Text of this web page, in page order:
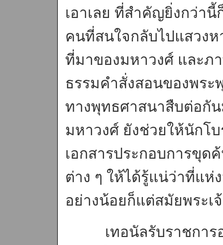
เอาเลย ที่สำคัญยิ่งกว่า
คนที่สนใจกลับไปแสวง
ที่มาของมหาวงศ์ และภ
ธรรมคำสั่งสอนของพระ
ทางพุทธศาสนาสืบต่อกั
มหาวงศ์ ยังช่วยให้นักโ
เอกสารประกอบการขุด
ต่าง ๆ ให้ได้รู้แน่ว่าที่แห่
อย่างน้อยก็แต่สมัยพระเ
เทอนัลรับราชการอ